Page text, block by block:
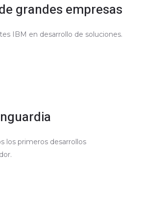
grandes empresas
IBM en desarrollo de soluciones.
los primeros desarrollos